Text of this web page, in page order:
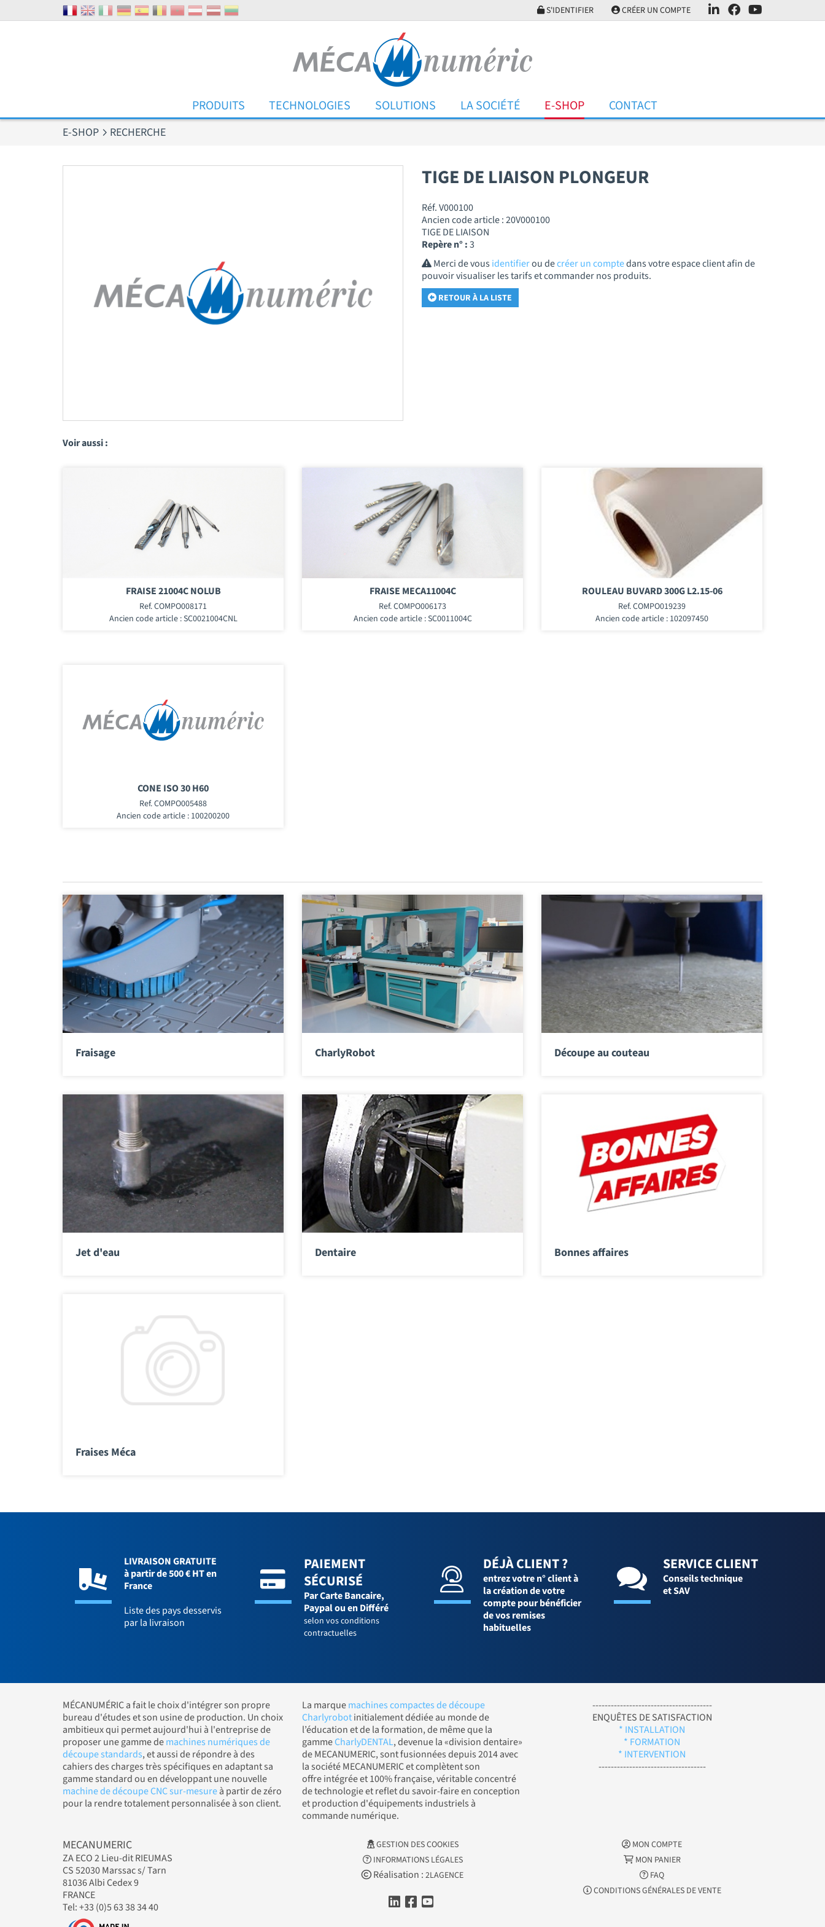
S'IDENTIFIER CRÉER UN COMPTE
PRODUITS TECHNOLOGIES SOLUTIONS LA SOCIÉTÉ E-SHOP CONTACT
E-SHOP RECHERCHE
TIGE DE LIAISON PLONGEUR
Réf. V000100
Ancien code article : 20V000100
TIGE DE LIAISON
Repère n° :3
Merci de vousidentifierou decréer un comptedans votre espace client afin de
pouvoir visualiser les tarifs et commander nos produits.
RETOUR À LA LISTE
Voir aussi :
FRAISE 21004C NOLUB
Ref. COMPO008171
Ancien code article : SC0021004CNL
FRAISE MECA11004C
Ref. COMPO006173
Ancien code article : SC0011004C
ROULEAU BUVARD 300G L2.15-06
Ref. COMPO019239
Ancien code article : 102097450
CONE ISO 30 H60
Ref. COMPO005488
Ancien code article : 100200200
Fraisage CharlyRobot Découpe au couteau
Jet d'eau Dentaire Bonnes affaires
Fraises Méca
LIVRAISON GRATUITE
à partir de 500 € HT en
France
Liste des pays desservis
par la livraison
PAIEMENT
SÉCURISÉ
Par Carte Bancaire,
Paypal ou en Différé
selon vos conditions
contractuelles
DÉJÀ CLIENT ?
entrez votre n° client à
la création de votre
compte pour bénéficier
de vos remises
habituelles
SERVICE CLIENT
Conseils technique
et SAV
MÉCANUMÉRIC a fait le choix d'intégrer son propre
bureau d'études et son usine de production. Un choix
ambitieux qui permet aujourd'hui à l'entreprise de
proposer une gamme demachines numériques de
découpe standards, et aussi de répondre à des
cahiers des charges très spécifiques en adaptant sa
gamme standard ou en développant une nouvelle
machine de découpe CNC sur-mesureà partir de zéro
pour la rendre totalement personnalisée à son client.
La marquemachines compactes de découpe
Charlyrobotinitialement dédiée au monde de
l’éducation et de la formation, de même que la
gammeCharlyDENTAL, devenue la «division dentaire»
de MECANUMERIC, sont fusionnées depuis 2014 avec
la société MECANUMERIC et complètent son
offre intégrée et 100% française, véritable concentré
de technologie et reflet du savoir-faire en conception
et production d'équipements industriels à
commande numérique.
---------------------------------------
ENQUÊTES DE SATISFACTION
* INSTALLATION
* FORMATION
* INTERVENTION
-----------------------------------
MECANUMERIC
ZA ECO 2 Lieu-dit RIEUMAS
CS 52030 Marssac s/ Tarn
81036 Albi Cedex 9
FRANCE
Tel: +33 (0)5 63 38 34 40
GESTION DES COOKIES
INFORMATIONS LÉGALES
Réalisation : 2LAGENCE
MON COMPTE
MON PANIER
FAQ
CONDITIONS GÉNÉRALES DE VENTE
Panneau de gestion des cookies